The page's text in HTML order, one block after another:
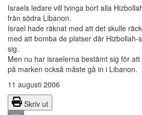
Israels ledare vill tvinga bort alla
från södra Libanon.
Israel hade räknat med att det skulle
med att bomba de platser där
sig.
Men nu har israelerna bestämt sig för
på marken också måste gå in i Libanon.
11 augusti 2006
Skriv ut